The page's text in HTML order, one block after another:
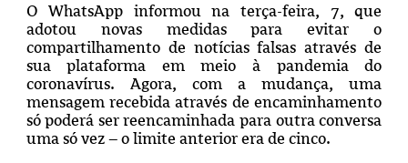
O WhatsApp informou na terça-feira, 7, que
adotou novas medidas para evitar o
compartilhamento de notícias falsas através de
sua plataforma em meio à pandemia do
coronavírus. Agora, com a mudança, uma
mensagem recebida através de encaminhamento
só poderá ser reencaminhada para outra conversa
uma só vez – o limite anterior era de cinco.